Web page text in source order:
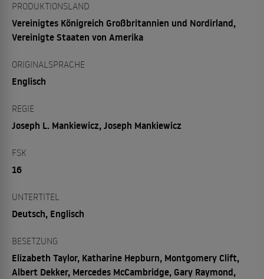
PRODUKTIONSLAND
Vereinigtes Königreich Großbritannien und Nordirland,
Vereinigte Staaten von Amerika
ORIGINALSPRACHE
Englisch
REGIE
Joseph L. Mankiewicz, Joseph Mankiewicz
FSK
16
UNTERTITEL
Deutsch, Englisch
BESETZUNG
Elizabeth Taylor, Katharine Hepburn, Montgomery Clift,
Albert Dekker, Mercedes McCambridge, Gary Raymond,